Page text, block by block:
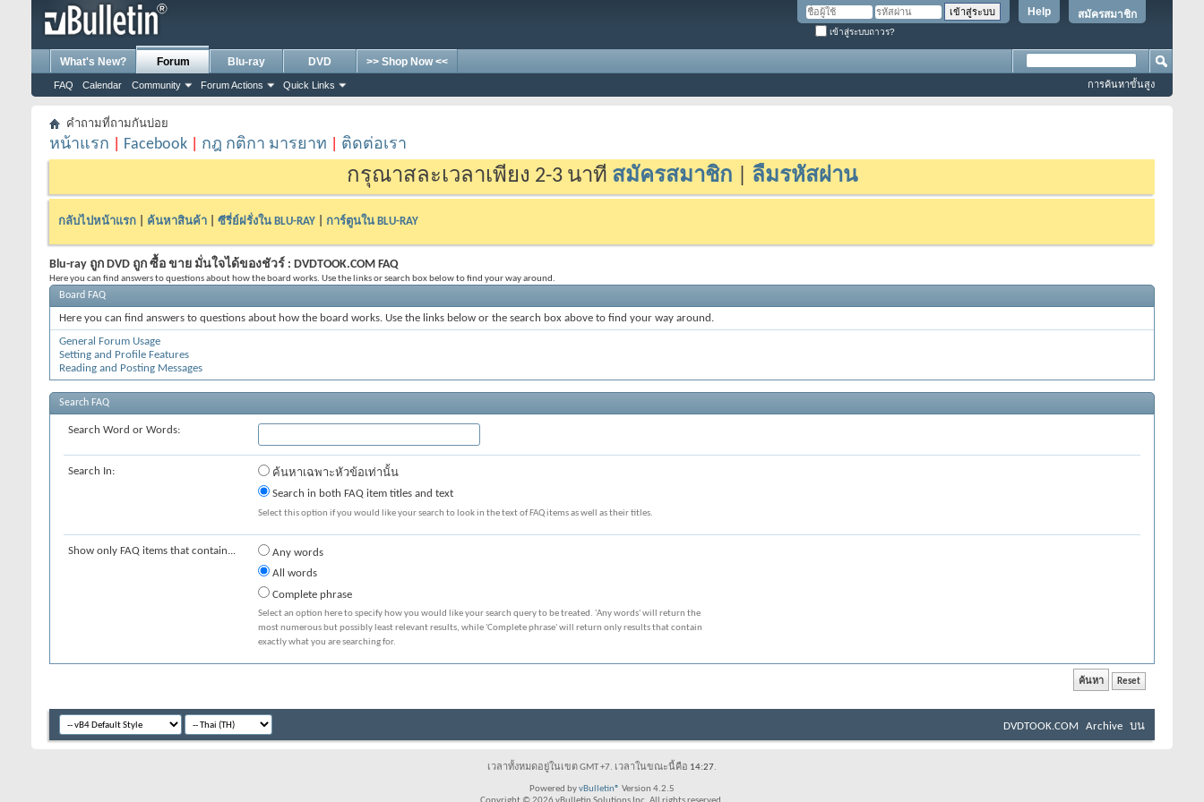
สมัครสมาชิก
Help
เข้าสู่ระบบถาวร?
What's New? Forum
FAQ Calendar Community Forum Actions Quick Links
Blu-ray DVD >> Shop Now <<
การค้นหาขั้นสูง
คำถามที่ถามกันบ่อย
หน้าแรก Facebook กฎ กติกา มารยาท ติดต่อเรา
กรุณาสละเวลาเพียง 2-3 นาที สมัครสมาชิก ลืมรหัสผ่าน
กลับไปหน้าแรก ค้นหาสินค้า ซีรี่ย์ฝรั่งใน BLU-RAY การ์ตูนใน BLU-RAY
Blu-ray ถูก DVD ถูก ซื้อ ขาย มั่นใจได้ของชัวร์ : DVDTOOK.COM FAQ
Here you can find answers to questions about how the board works. Use the links or search box below to find your way around.
Board FAQ
Here you can find answers to questions about how the board works. Use the links below or the search box above to find your way around.
General Forum Usage
Setting and Profile Features
Reading and Posting Messages
Search FAQ
Search Word or Words:
Search In:
ค้นหาเฉพาะหัวข้อเท่านั้น
Search in both FAQ item titles and text
Select this option if you would like your search to look in the text of FAQ items as well as their titles.
Show only FAQ items that contain...
Any words
All words
Complete phrase
Select an option here to specify how you would like your search query to be treated. 'Any words' will return the
most numerous but possibly least relevant results, while 'Complete phrase' will return only results that contain
exactly what you are searching for.
DVDTOOK.COM Archive บน
เวลาทั้งหมดอยู่ในเขต GMT +7. เวลาในขณะนี้คือ 14:27.
Powered byvBulletin® Version 4.2.5